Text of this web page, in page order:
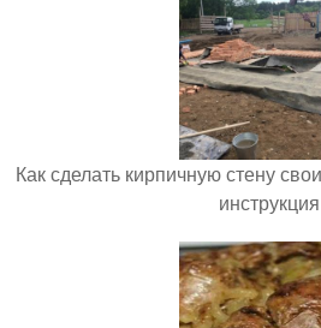
Как сделать кирпичную стену
инструкция